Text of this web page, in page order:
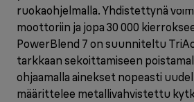
ruokaohjelmalla. Yhdistettynä
moottoriin ja jopa 30 000
PowerBlend 7 on suunniteltu
tarkkaan sekoittamiseen
ohjaamalla ainekset nopeasti
määrittelee metallivahvistettu